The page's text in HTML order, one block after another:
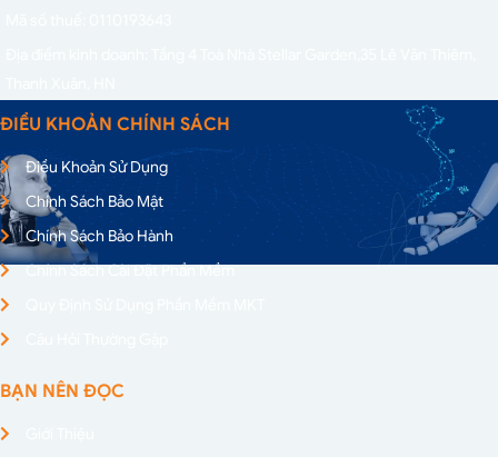
ĐIỀU KHOẢN CHÍNH SÁCH
Điều Khoản Sử Dụng
Chính Sách Bảo Mật
Chính Sách Bảo Hành
Chính Sách Cài Đặt Phần Mềm
BẠN NÊN ĐỌC